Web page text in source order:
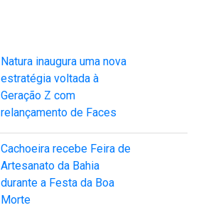
Natura inaugura uma nova
estratégia voltada à
Geração Z com
relançamento de Faces
Cachoeira recebe Feira de
Artesanato da Bahia
durante a Festa da Boa
Morte